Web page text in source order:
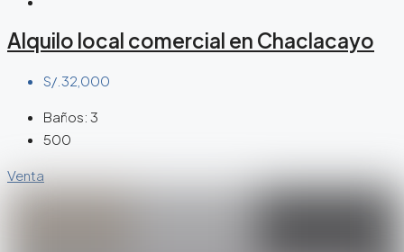
Alquilo local comercial en Chaclacayo
S/.32,000
Baños: 3
500
Venta